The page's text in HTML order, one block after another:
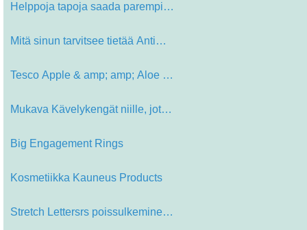
Helppoja tapoja saada parempi iho i…
Mitä sinun tarvitsee tietää Anti…
Tesco Apple & amp; amp; Aloe Vera C…
Mukava Kävelykengät niille, jotka…
Big Engagement Rings
Kosmetiikka Kauneus Products
Stretch Lettersrs poissulkeminen: l…